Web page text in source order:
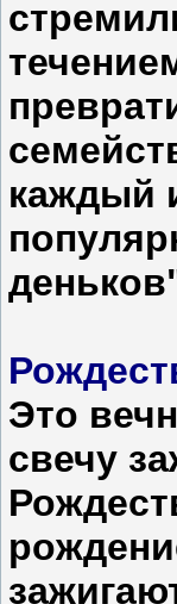
каждый
Это
свечу